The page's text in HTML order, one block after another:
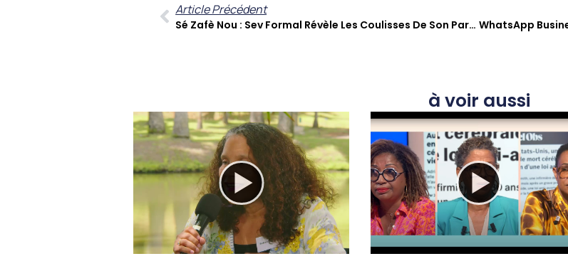
Article Précédent
Sé Zafè Nou : Sev Formal Révèle Les Coulisses De Son Parcours Avec Jean-Marc Kromwel
à voir aussi